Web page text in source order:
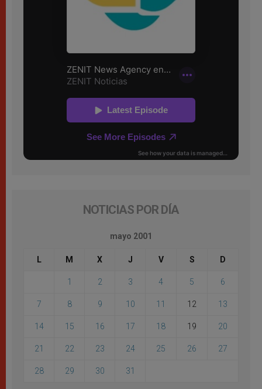
NOTICIAS POR DÍA
mayo 2001
L M X J V S D
1 2 3 4 5 6
7 8 9 10 11 12 13
14 15 16 17 18 19 20
21 22 23 24 25 26 27
28 29 30 31